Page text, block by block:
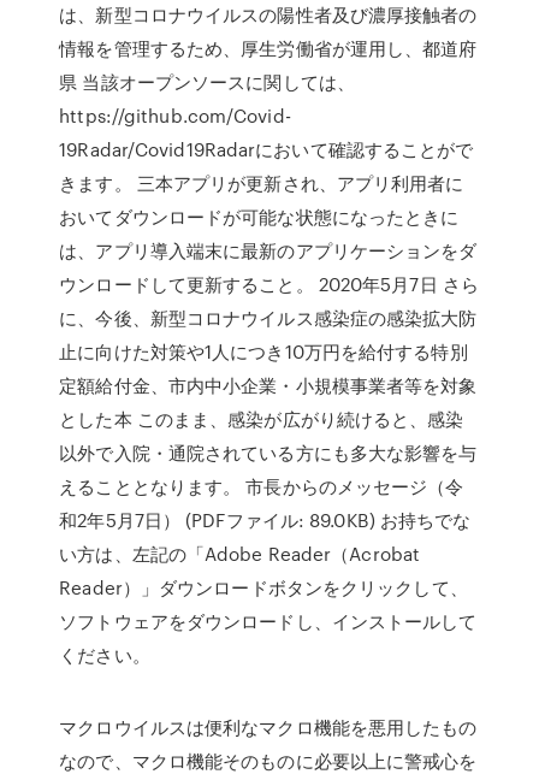
は、新型コロナウイルスの陽性者及び濃厚接触者の
情報を管理するため、厚生労働省が運用し、都道府
県 当該オープンソースに関しては、
https://github.com/Covid-
19Radar/Covid19Radarにおいて確認することがで
きます。 三本アプリが更新され、アプリ利用者に
おいてダウンロードが可能な状態になったときに
は、アプリ導入端末に最新のアプリケーションをダ
ウンロードして更新すること。 2020年5月7日 さら
に、今後、新型コロナウイルス感染症の感染拡大防
止に向けた対策や1人につき10万円を給付する特別
定額給付金、市内中小企業・小規模事業者等を対象
とした本 このまま、感染が広がり続けると、感染
以外で入院・通院されている方にも多大な影響を与
えることとなります。 市長からのメッセージ（令
和2年5月7日） (PDFファイル: 89.0KB) お持ちでな
い方は、左記の「Adobe Reader（Acrobat
Reader）」ダウンロードボタンをクリックして、
ソフトウェアをダウンロードし、インストールして
ください。
マクロウイルスは便利なマクロ機能を悪用したもの
なので、マクロ機能そのものに必要以上に警戒心を